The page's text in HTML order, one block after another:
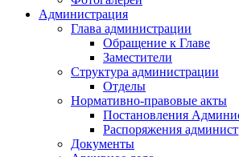
Администрация
Глава администрации
Обращение к Главе
Заместители
Структура администрации
Отделы
Нормативно-правовые акты
Постановления
Распоряжения
Документы